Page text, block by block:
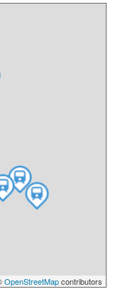
OpenStreetMapcontributors